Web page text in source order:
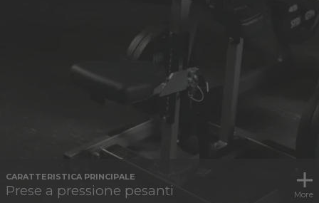
CARATTERISTICA PRINCIPALE
Prese a pressione pesanti More